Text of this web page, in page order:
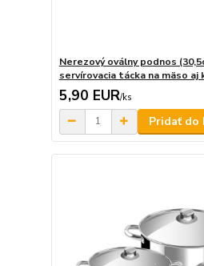
Nerezový oválny podnos
servírovacia tácka na mäso aj
5,90 EUR/ks
Pridať do